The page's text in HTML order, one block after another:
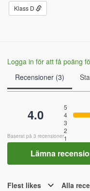
Klass D
Logga in för att få poäng
Recensioner (3)
4.0
Baserat på 3 recensioner
5
4
3
2
1
Lämna
Flest likes Alla